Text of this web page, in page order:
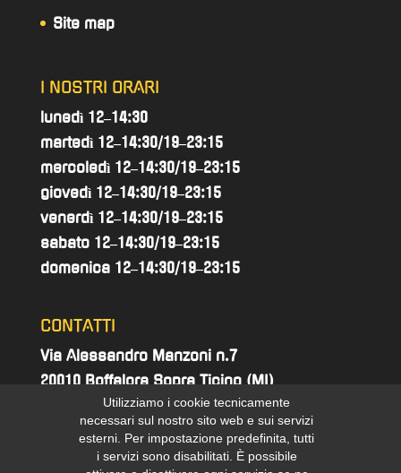
Site map
I NOSTRI ORARI
lunedì 12–14:30
martedì 12–14:30/19–23:15
mercoledì 12–14:30/19–23:15
giovedì 12–14:30/19–23:15
venerdì 12–14:30/19–23:15
sabato 12–14:30/19–23:15
domenica 12–14:30/19–23:15
CONTATTI
Via Alessandro Manzoni n.7
20010 Boffalora Sopra Ticino (MI)
ristorante.hunico@gmail.com
02 9754739
3394416343
Utilizziamo i cookie tecnicamente
necessari sul nostro sito web e sui servizi
esterni. Per impostazione predefinita, tutti
i servizi sono disabilitati. È possibile